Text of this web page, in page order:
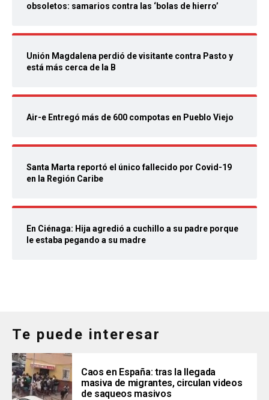
obsoletos: samarios contra las ‘bolas de hierro’
Unión Magdalena perdió de visitante contra Pasto y
está más cerca de la B
Air-e Entregó más de 600 compotas en Pueblo Viejo
Santa Marta reportó el único fallecido por Covid-19
en la Región Caribe
En Ciénaga: Hija agredió a cuchillo a su padre porque
le estaba pegando a su madre
Te puede interesar
Caos en España: tras la llegada
masiva de migrantes, circulan videos
de saqueos masivos